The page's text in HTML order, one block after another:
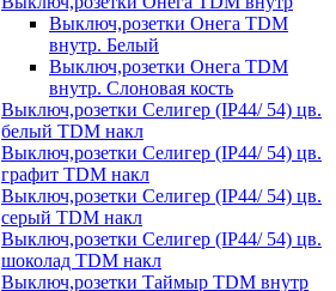
Выключ,розетки Онега TDM
внутр. Белый
Выключ,розетки Онега TDM
внутр. Слоновая кость
Выключ,розетки Селигер (IP44/ 54) цв.
белый TDM накл
Выключ,розетки Селигер (IP44/ 54) цв.
графит TDM накл
Выключ,розетки Селигер (IP44/ 54) цв.
серый TDM накл
Выключ,розетки Селигер (IP44/ 54) цв.
шоколад TDM накл
Выключ,розетки Таймыр TDM внутр